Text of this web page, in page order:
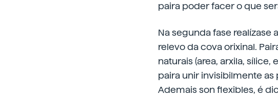
paira poder facer o que
Na segunda fase
relevo da cova orixinal.
naturais (area, arxila,
paira unir invisibilmente
Ademais son flexibles, é